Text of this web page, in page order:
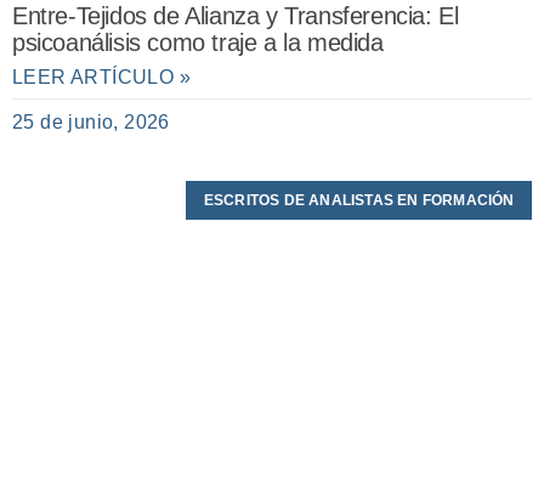
Entre-Tejidos de Alianza y Transferencia: El
psicoanálisis como traje a la medida
LEER ARTÍCULO »
25 de junio, 2026
ESCRITOS DE ANALISTAS EN FORMACIÓN